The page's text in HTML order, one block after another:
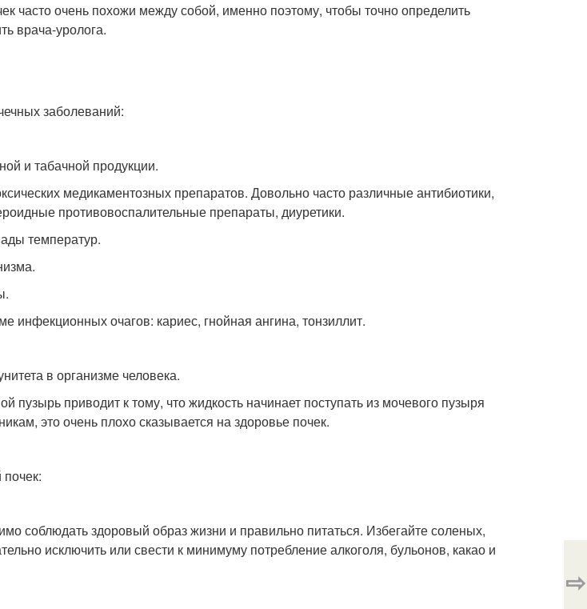
часто очень похожи между собой, именно поэтому, чтобы точно определить
врача-уролога.
заболеваний:
и табачной продукции.
медикаментозных препаратов. Довольно часто различные антибиотики,
противовоспалительные препараты, диуретики.
температур.
очагов: кариес, гнойная ангина, тонзиллит.
в организме человека.
приводит к тому, что жидкость начинает поступать из мочевого пузыря
это очень плохо сказывается на здоровье почек.
соблюдать здоровый образ жизни и правильно питаться. Избегайте соленых,
исключить или свести к минимуму потребление алкоголя, бульонов, какао и
⇨